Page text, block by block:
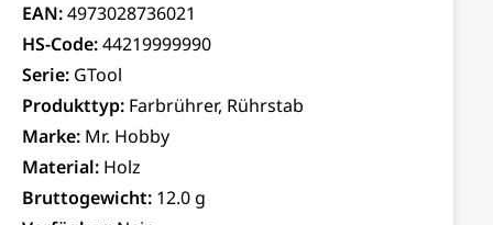
EAN:4973028736021
HS-Code:44219999990
Serie: GTool
Produkttyp: Farbrührer, Rührstab
Marke: Mr. Hobby
Material: Holz
Bruttogewicht: 12.0 g